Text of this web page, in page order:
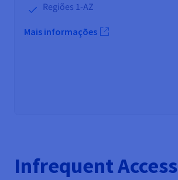
Regiões 1-AZ
Mais informações
Infrequent Access